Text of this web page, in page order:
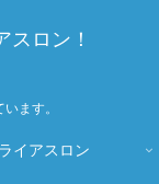
スロン！
ます。
イアスロン